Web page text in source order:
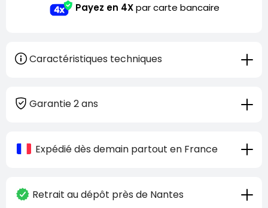
Payez en 4Xpar carte bancaire
Caractéristiques techniques
Garantie 2 ans
Expédié dès demain partout en France
Retrait au dépôt près de Nantes